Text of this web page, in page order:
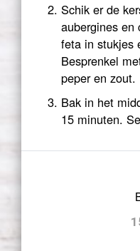
Schik er de
aubergines en
feta in stukjes
Besprenkel
peper en zout.
Bak in het
15 minuten.